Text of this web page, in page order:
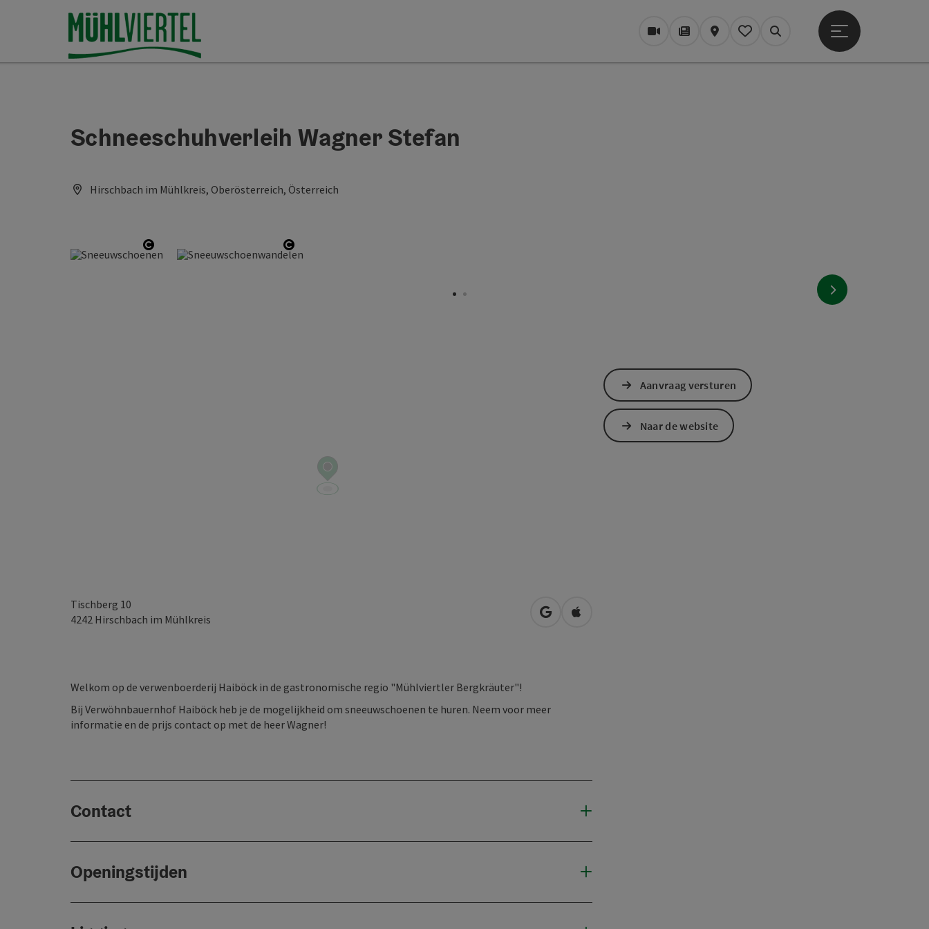
Accesskey
[0]
Navigatie Accesskey
[1]
PaginabeginAccesskey
[2]
WebcamsTijdschrift/Blog
KaartMijn notitieblok
Zoek op
Startmenu openen
Schneeschuhverleih Wagner Stefan
Hirschbach im Mühlkreis, Oberösterreich, Österreich
Start Copyright Start Copyright
nächstes Element
Tischberg 10
4242 Hirschbach im Mühlkreis Openen in Google Maps
Openen in Apple Maps
Welkom op de verwenboerderij Haiböck in de gastronomische regio "Mühlviertler Bergkräuter"!
Bij Verwöhnbauernhof Haiböck heb je de mogelijkheid om sneeuwschoenen te huren. Neem voor meer
informatie en de prijs contact op met de heer Wagner!
Contact
Openingstijden
Aanvraag versturen
Naar de website